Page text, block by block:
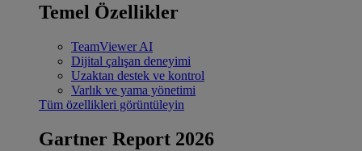
Temel Özellikler
TeamViewer AI
Dijital çalışan deneyimi
Uzaktan destek ve kontrol
Varlık ve yama yönetimi
Tüm özellikleri görüntüleyin
Gartner Report 2026